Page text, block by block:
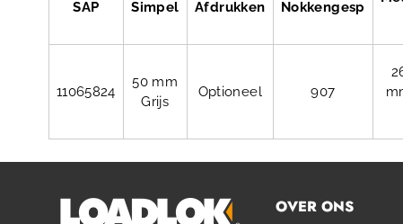
SAP Simpel Afdrukken Nokkengesp
11065824
50 mm
Grijs
Optioneel 907
OVER ONS